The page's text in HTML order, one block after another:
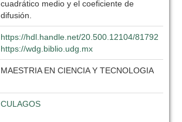
cuadrático medio y el coeficiente de
difusión.
https://hdl.handle.net/20.500.12104/81792
https://wdg.biblio.udg.mx
MAESTRIA EN CIENCIA Y TECNOLOGIA
CULAGOS